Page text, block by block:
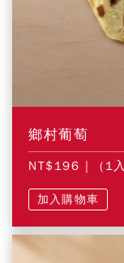
鄉村葡萄
NT$196 | (1
加入購物車